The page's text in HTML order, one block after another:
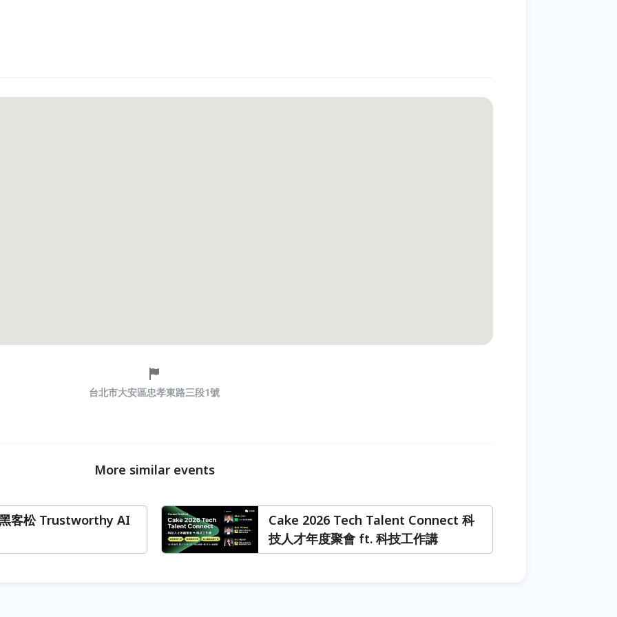
台北市大安區忠孝東路三段1號
More similar events
客松 Trustworthy AI
Cake 2026 Tech Talent Connect 科
技人才年度聚會 ft. 科技工作講